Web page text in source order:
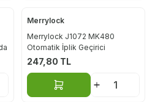
Merrylock
Merrylock J1072 MK480
Otomatik İplik Geçirici
247,80 TL
Sepete Ekle